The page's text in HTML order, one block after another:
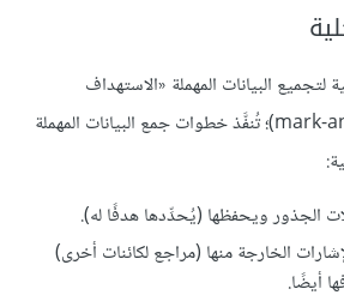
لتجميع البيانات المهملة «الاستهداف
والتمشيط» (mark-and-sweep)؛ تُنفَّذ خطوات جمع البيانات المهملة
الجذور ويحفظها (يُحدِّدها هدفًا له).
الخارجة منها (مراجع لكائنات أخرى)
أيضًا.